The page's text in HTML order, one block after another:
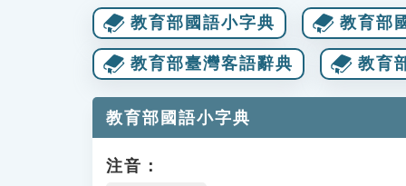
教育部國語小字典 教育部
教育部臺灣客語辭典 教育
教育部國語小字典
注音：